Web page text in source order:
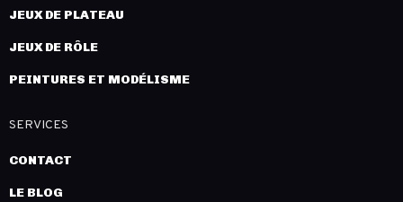
JEUX DE PLATEAU
JEUX DE RÔLE
PEINTURES ET MODÉLISME
SERVICES
CONTACT
LE BLOG